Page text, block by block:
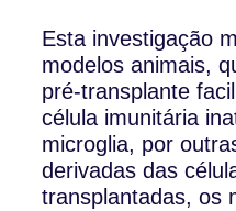
Esta investigação
modelos animais,
pré-transplante
célula imunitária
microglia, por
derivadas das
transplantadas, os